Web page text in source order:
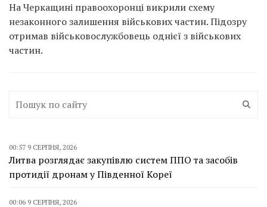
На Черкащині правоохоронці викрили схему
незаконного залишення військових частин. Підозру
отримав військовослужбовець однієї з військових
частин.
00:57 9 СЕРПНЯ, 2026
Литва розглядає закупівлю систем ППО та засобів
протидії дронам у Південної Кореї
00:06 9 СЕРПНЯ, 2026